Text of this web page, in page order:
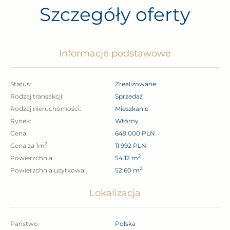
Wałęsy .
komunikacja miejska.
Mieszkanie znajduje się na parterze
dziesięciopiętrowego bloku ,który jest zadbany i czysty,
dobrze zarządzany przez Spółdzielnię Mieszkaniową.
Mieszkanie jest do odświeżenia , nieumeblowane .
powierzchnia – 52,60 m2, wysokość 2,45 m
parter
Szczegóły oferty
Informacje podstawowe
Status:
Zrealizowane
Rodzaj transakcji:
sprzedaż
Rodzaj nieruchomości:
Mieszkanie
Rynek:
wtórny
Cena:
649 000 PLN
Cena za 1m2:
11 992 PLN
Powierzchnia:
54.12 m2
Powierzchnia użytkowa: 52.60 m2
Lokalizacja
Państwo:
Polska